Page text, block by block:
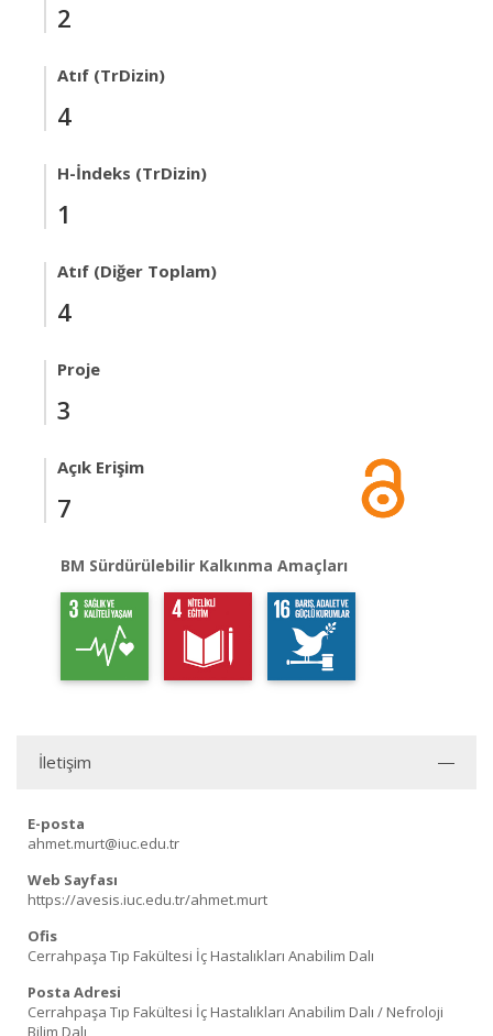
2
Atıf (TrDizin)
4
H-İndeks (TrDizin)
1
Atıf (Diğer Toplam)
4
Proje
3
Açık Erişim
7
BM Sürdürülebilir Kalkınma Amaçları
İletişim
E-posta
ahmet.murt@iuc.edu.tr
Web Sayfası
https://avesis.iuc.edu.tr/ahmet.murt
Ofis
Cerrahpaşa Tıp Fakültesi İç Hastalıkları Anabilim Dalı
Posta Adresi
Cerrahpaşa Tıp Fakültesi İç Hastalıkları Anabilim Dalı / Nefroloji
Bilim Dalı